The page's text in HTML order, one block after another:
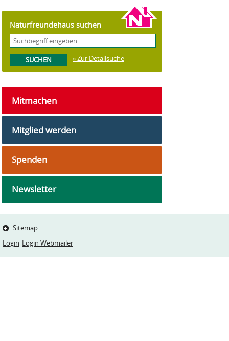
Naturfreundehaus suchen
» Zur Detailsuche
Mitmachen
Mitglied werden
Spenden
Newsletter
Sitemap
Login Login Webmailer